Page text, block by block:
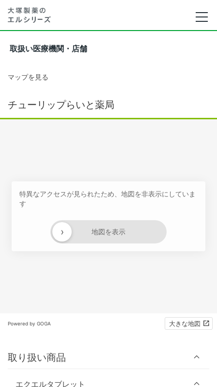
取扱い医療機関・店舗
マップを見る
チューリップらいと薬局
特異なアクセスが見られたため、地図を非表示にしていま
す
地図を表示
›
Powered by GOGA 大きな地図
取り扱い商品
エクエルタブレット